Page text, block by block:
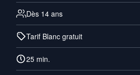
Dès 14 ans
Tarif Blanc gratuit
25 min.